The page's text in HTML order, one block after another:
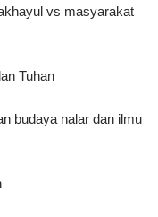
vs masyarakat
Tuhan
budaya nalar dan ilmu